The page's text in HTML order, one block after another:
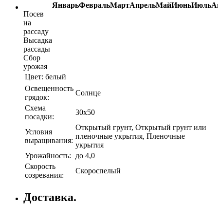
ЯнварьФевральМартАпрельМайИюньИюль
Посев
на
рассаду
Высадка
рассады
Сбор
урожая
Цвет: белый
Освещенность
грядок:
Солнце
Схема
посадки:
30х50
Условия
выращивания:
Открытый грунт, Открытый грунт или
пленочные укрытия, Пленочные
укрытия
Урожайность:
до 4,0
Скорость
созревания:
Скороспелый
Доставка.